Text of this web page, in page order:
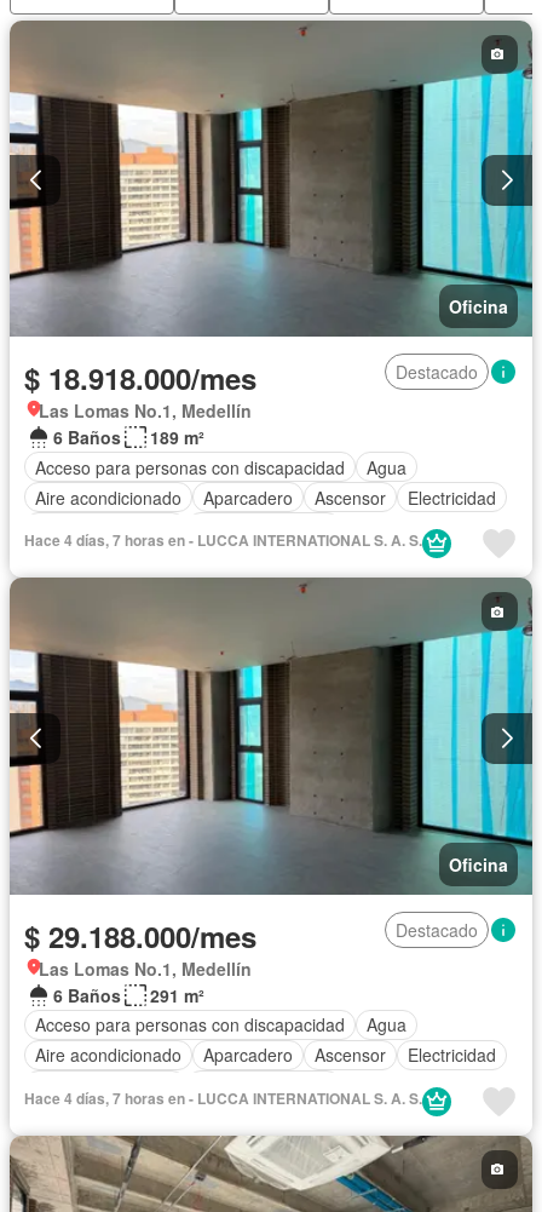
Oficina
$ 18.918.000/mes
Destacado
Las Lomas No.1, Medellín
6 Baños
189 m²
Acceso para personas con discapacidad
Agua
Aire acondicionado
Aparcadero Ascensor
Electricidad
Hace 4 días, 7 horas en - LUCCA INTERNATIONAL S. A. S.
Oficina
$ 29.188.000/mes
Destacado
Las Lomas No.1, Medellín
6 Baños
291 m²
Acceso para personas con discapacidad
Agua
Aire acondicionado
Aparcadero Ascensor
Electricidad
Hace 4 días, 7 horas en - LUCCA INTERNATIONAL S. A. S.